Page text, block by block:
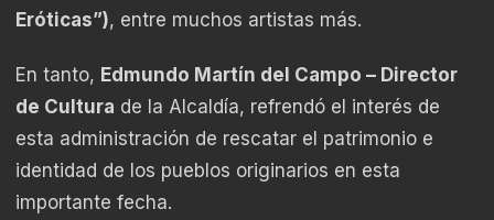
Eróticas”), entre muchos artistas más.
En tanto, Edmundo Martín del Campo – Director
de Cultura de la Alcaldía, refrendó el interés de
esta administración de rescatar el patrimonio e
identidad de los pueblos originarios en esta
importante fecha.